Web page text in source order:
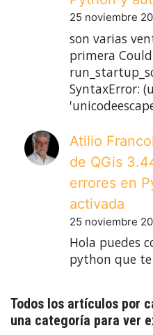
25 noviembre
son varias
primera
SyntaxError:
Atilio
de QGis
errores en
activada
25 noviembre
Hola puedes
python que te
Todos los artículos por
una categoría para ver